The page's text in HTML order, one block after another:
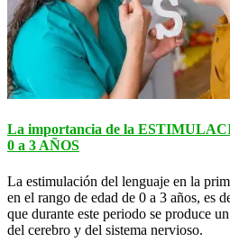
La importancia de la
0 a 3 AÑOS
La estimulación del lenguaje en la
en el rango de edad de 0 a 3 años, es
que durante este periodo se produce
del cerebro y del sistema nervioso.